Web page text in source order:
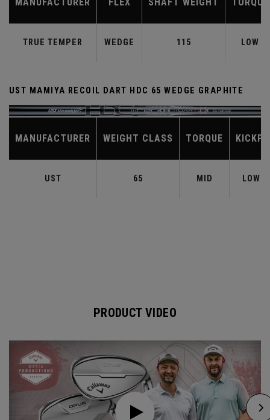
TRUE TEMPER WEDGE 115 LOW
UST MAMIYA RECOIL DART HDC 65 WEDGE GRAPHITE
MANUFACTURER WEIGHT CLASS TORQUE
UST 65 MID LOW-
PRODUCT VIDEO